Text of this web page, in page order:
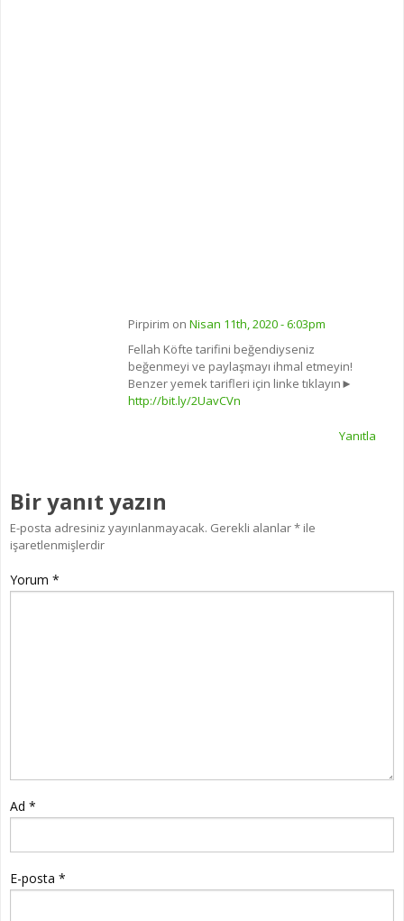
Pirpirim on Nisan 11th, 2020 - 6:03pm
Fellah Köfte tarifini beğendiyseniz
beğenmeyi ve paylaşmayı ihmal etmeyin!
Benzer yemek tarifleri için linke tıklayın►
http://bit.ly/2UavCVn
Yanıtla
Bir yanıt yazın
E-posta adresiniz yayınlanmayacak. Gerekli alanlar* ile
işaretlenmişlerdir
Yorum *
Ad *
E-posta *